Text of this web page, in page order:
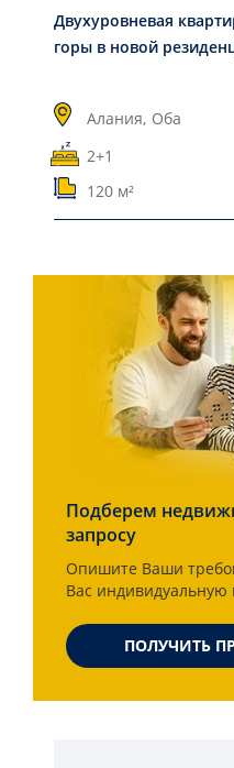
Двухуровневая
горы в новой
Алания, Оба
2+1
120 м²
Подберем
запросу
Опишите Ваши
Вас индивидуальную
ПОЛУЧИТЬ